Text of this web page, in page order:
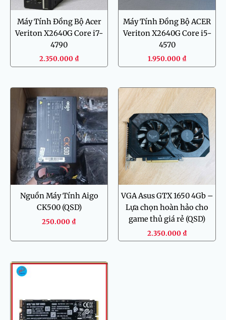
Máy Tính Đồng Bộ Acer
Veriton X2640G Core i7-
4790
2.350.000 ₫
Máy Tính Đồng Bộ ACER
Veriton X2640G Core i5-
4570
1.950.000 ₫
Nguồn Máy Tính Aigo
CK500 (QSD)
250.000 ₫
VGA Asus GTX 1650 4Gb –
Lựa chọn hoàn hảo cho
game thủ giá rẻ (QSD)
2.350.000 ₫